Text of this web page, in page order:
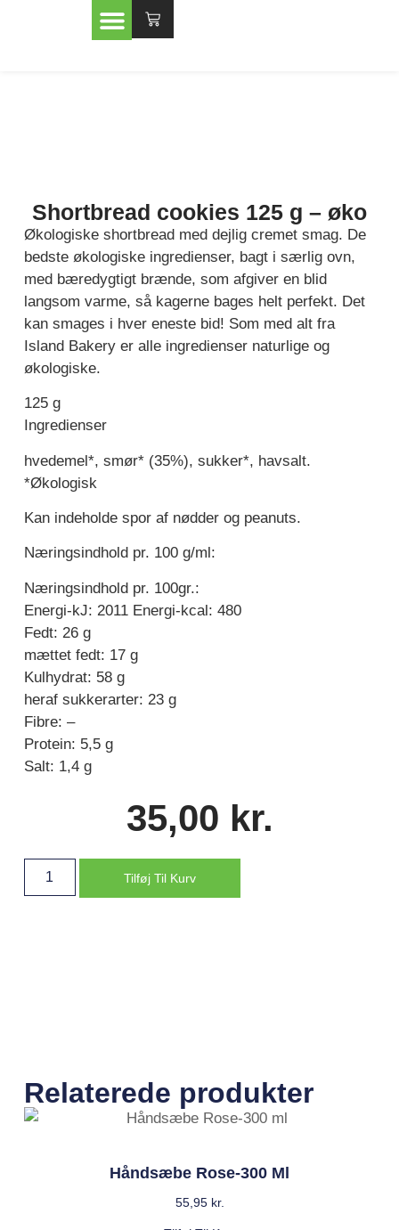
Shortbread cookies 125 g – øko
Økologiske shortbread med dejlig cremet smag. De
bedste økologiske ingredienser, bagt i særlig ovn,
med bæredygtigt brænde, som afgiver en blid
langsom varme, så kagerne bages helt perfekt. Det
kan smages i hver eneste bid! Som med alt fra
Island Bakery er alle ingredienser naturlige og
økologiske.
125 g
Ingredienser
hvedemel*, smør* (35%), sukker*, havsalt.
*Økologisk
Kan indeholde spor af nødder og peanuts.
Næringsindhold pr. 100 g/ml:
Næringsindhold pr. 100gr.:
Energi-kJ: 2011 Energi-kcal: 480
Fedt: 26 g
mættet fedt: 17 g
Kulhydrat: 58 g
heraf sukkerarter: 23 g
Fibre: –
Protein: 5,5 g
Salt: 1,4 g
35,00 kr.
Tilføj Til Kurv
Relaterede produkter
Håndsæbe Rose-300 Ml
55,95 kr.